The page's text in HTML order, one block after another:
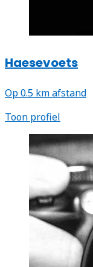
Haesevoets
Op 0.5 km afstand
Toon profiel